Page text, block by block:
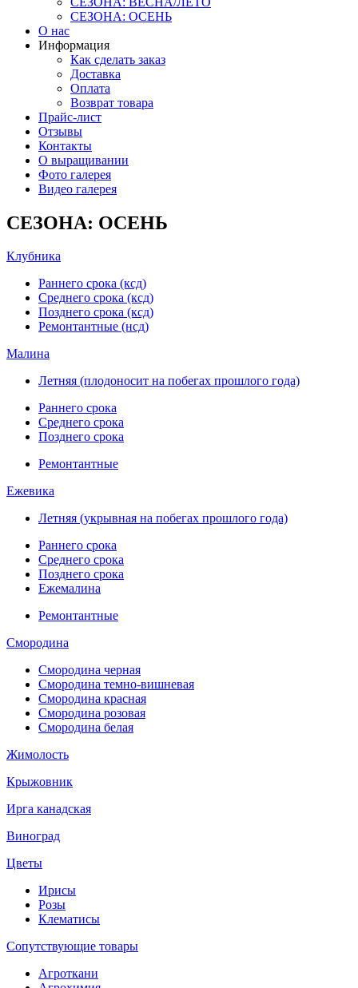
СЕЗОНА: ОСЕНЬ
О нас
Информация
Как сделать заказ
Доставка
Оплата
Возврат товара
Прайс-лист
Отзывы
Контакты
О выращивании
Фото галерея
Видео галерея
СЕЗОНА: ОСЕНЬ
Клубника
Раннего срока (ксд)
Среднего срока (ксд)
Позднего срока (ксд)
Ремонтантные (нсд)
Малина
Летняя (плодоносит на побегах прошлого года)
Раннего срока
Среднего срока
Позднего срока
Ремонтантные
Ежевика
Летняя (укрывная на побегах прошлого года)
Раннего срока
Среднего срока
Позднего срока
Ежемалина
Ремонтантные
Смородина
Смородина черная
Смородина темно-вишневая
Смородина красная
Смородина розовая
Смородина белая
Жимолость
Крыжовник
Ирга канадская
Виноград
Цветы
Ирисы
Розы
Клематисы
Сопутствующие товары
Агроткани